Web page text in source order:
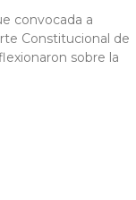
convocada a
Constitucional de
sobre la